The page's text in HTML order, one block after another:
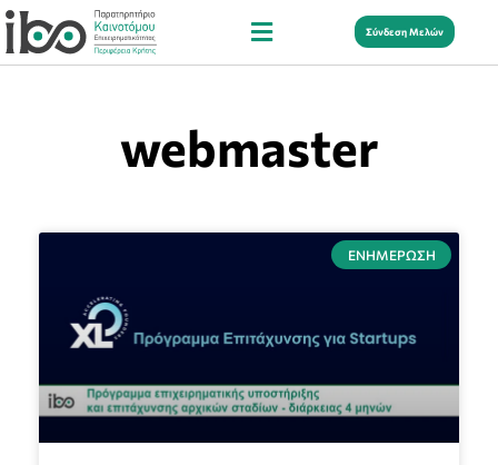
Σύνδεση Μελών
webmaster
ΕΝΗΜΈΡΩΣΗ